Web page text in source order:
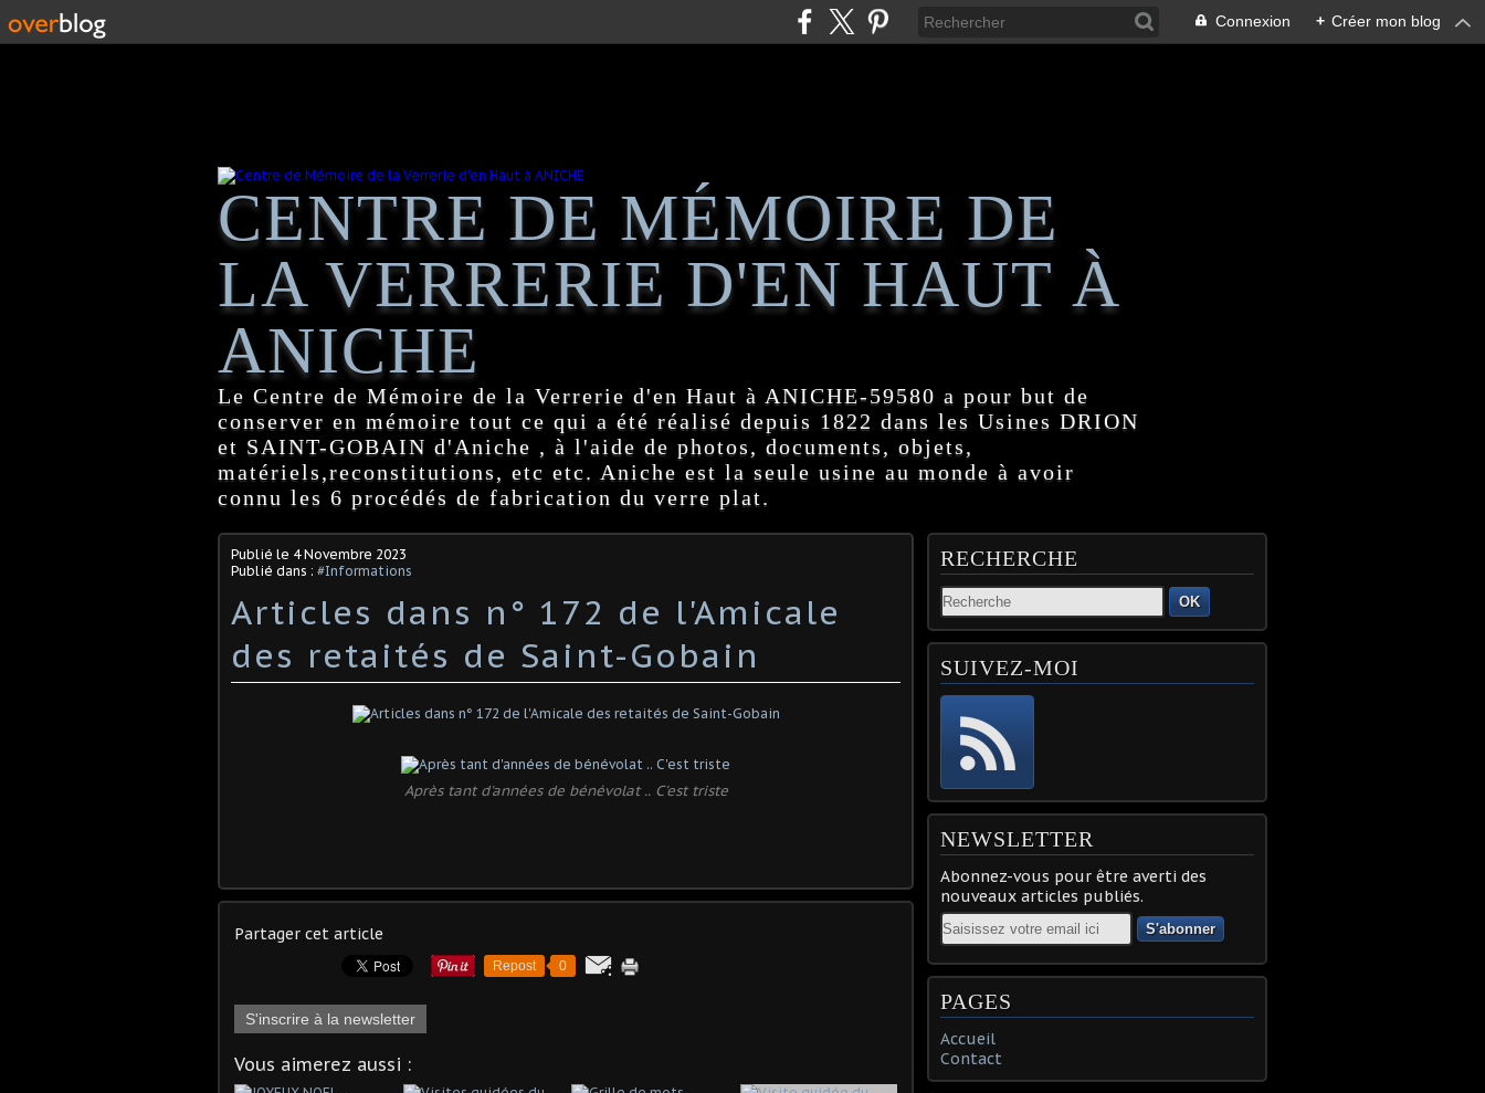
Connexion + Créer mon blog
CENTRE DE MÉMOIRE DE
LA VERRERIE D'EN HAUT À
ANICHE
Le Centre de Mémoire de la Verrerie d'en Haut à ANICHE-59580 a pour but de
conserver en mémoire tout ce qui a été réalisé depuis 1822 dans les Usines DRION
et SAINT-GOBAIN d'Aniche , à l'aide de photos, documents, objets,
matériels,reconstitutions, etc etc. Aniche est la seule usine au monde à avoir
connu les 6 procédés de fabrication du verre plat.
Publié le 4 Novembre 2023
Publié dans : #Informations
Articles dans n° 172 de l'Amicale
des retaités de Saint-Gobain
Après tant d'années de bénévolat .. C'est triste
Partager cet article
Repost 0
S'inscrire à la newsletter
Vous aimerez aussi :
RECHERCHE
OK
SUIVEZ-MOI
NEWSLETTER
Abonnez-vous pour être averti des
nouveaux articles publiés.
Email
PAGES
Accueil
Contact